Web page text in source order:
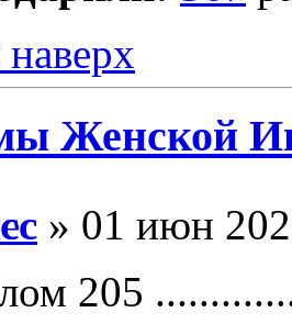
Женской
» 01 июн
205